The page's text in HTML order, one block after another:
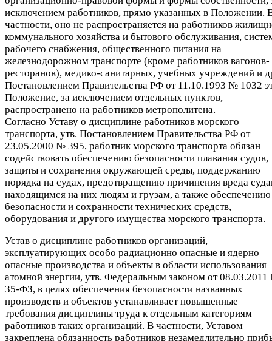
исключением работников, прямо указанных в Положении.
частности, оно не распространяется на работников
коммунального хозяйства и бытового обслуживания,
рабочего снабжения, общественного питания на
железнодорожном транспорте (кроме работников вагонов-
ресторанов), медико-санитарных, учебных учреждений и
Постановлением Правительства РФ от 11.10.1993 № 1032
Положение, за исключением отдельных пунктов,
распространено на работников метрополитена.
Согласно Уставу о дисциплине работников морского
транспорта, утв. Постановлением Правительства РФ от
23.05.2000 № 395, работник морского транспорта обязан
содействовать обеспечению безопасности плавания судов,
защиты и сохранения окружающей среды, поддержанию
порядка на судах, предотвращению причинения вреда
находящимся на них людям и грузам, а также обеспечению
безопасности и сохранности технических средств,
оборудования и другого имущества морского транспорта.
Устав о дисциплине работников организаций,
эксплуатирующих особо радиационно опасные и ядерно
опасные производства и объекты в области использования
атомной энергии, утв. Федеральным законом от
35-ФЗ, в целях обеспечения безопасности названных
производств и объектов устанавливает повышенные
требования дисциплины труда к отдельным категориям
работников таких организаций. В частности, Уставом
закреплена обязанность работников незамедлительно